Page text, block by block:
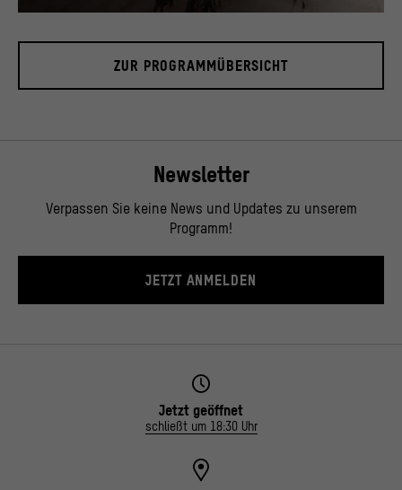
ZUR PROGRAMMÜBERSICHT
Newsletter
Verpassen Sie keine News und Updates zu unserem
Programm!
JETZT ANMELDEN
Jetzt geöffnet
schließt um 18:30 Uhr